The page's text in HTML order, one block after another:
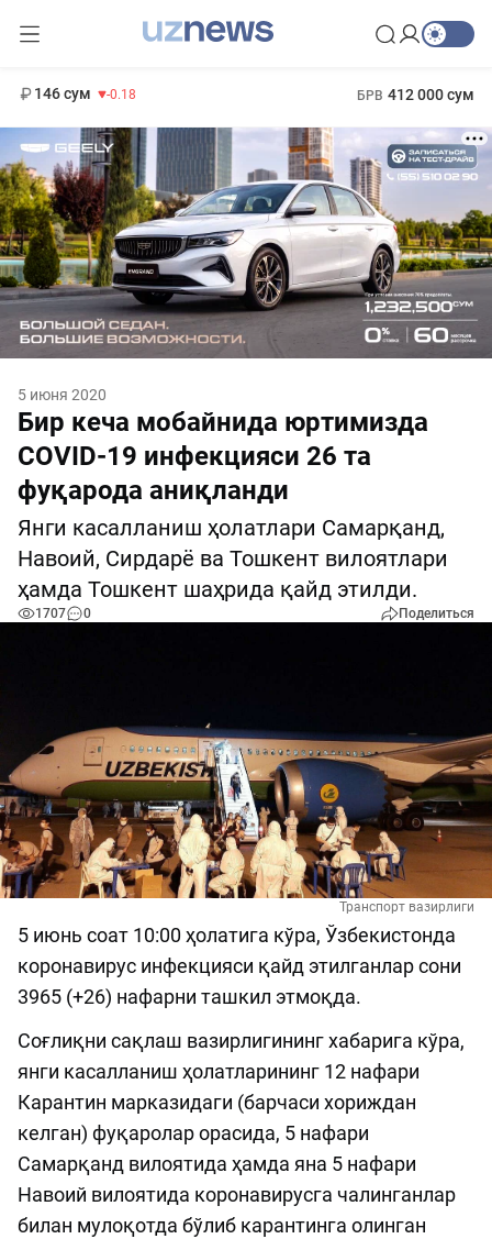
146 сум -0.18 БРВ 412 000 сум
5 июня 2020
Бир кеча мобайнида юртимизда
COVID-19 инфекцияси 26 та
фуқарода аниқланди
Янги касалланиш ҳолатлари Самарқанд,
Навоий, Сирдарё ва Тошкент вилоятлари
ҳамда Тошкент шаҳрида қайд этилди.
1707 0 Поделиться
Транспорт вазирлиги
5 июнь соат 10:00 ҳолатига кўра, Ўзбекистонда
коронавирус инфекцияси қайд этилганлар сони
3965 (+26) нафарни ташкил этмоқда.
Соғлиқни сақлаш вазирлигининг хабарига кўра,
янги касалланиш ҳолатларининг 12 нафари
Карантин марказидаги (барчаси хориждан
келган) фуқаролар орасида, 5 нафари
Самарқанд вилоятида ҳамда яна 5 нафари
Навоий вилоятида коронавирусга чалинганлар
билан мулоқотда бўлиб карантинга олинган